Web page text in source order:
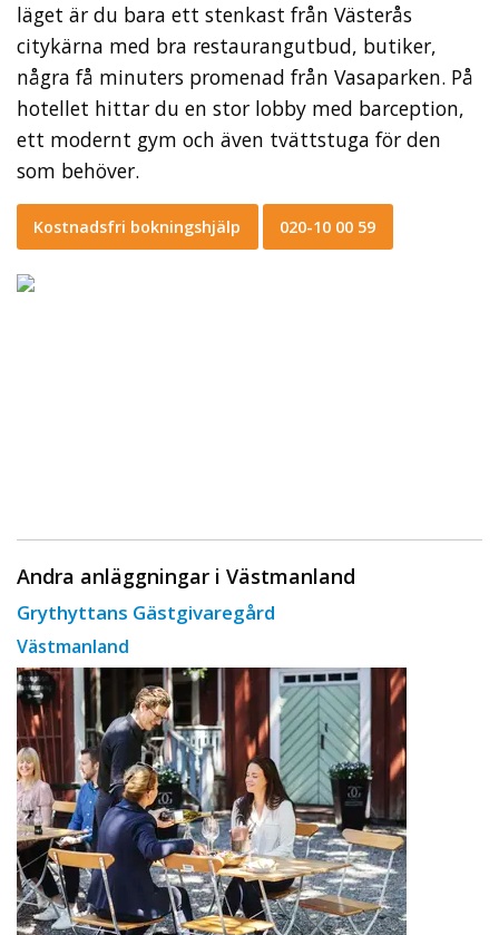
läget är du bara ett stenkast från Västerås
citykärna med bra restaurangutbud, butiker,
några få minuters promenad från Vasaparken. På
hotellet hittar du en stor lobby med barception,
ett modernt gym och även tvättstuga för den
som behöver.
Kostnadsfri bokningshjälp 020-10 00 59
Andra anläggningar i Västmanland
Grythyttans Gästgivaregård
Västmanland